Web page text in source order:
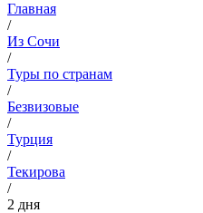
Главная
/
Из Сочи
/
Туры по странам
/
Безвизовые
/
Турция
/
Текирова
/
2 дня